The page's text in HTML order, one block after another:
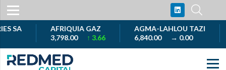
AFRIQUIA GAZ
3,798.00↑ 3.66
AGMA-LAHLOU TAZI
6,840.00→ 0.00